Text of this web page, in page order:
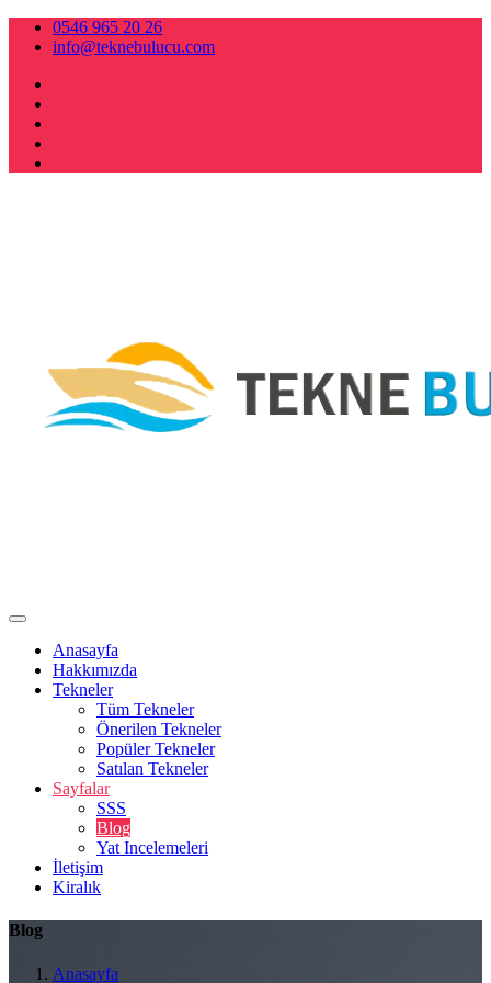
0546 965 20 26
info@teknebulucu.com
Anasayfa
Hakkımızda
Tekneler
Tüm Tekneler
Önerilen Tekneler
Popüler Tekneler
Satılan Tekneler
Sayfalar
SSS
Blog
Yat Incelemeleri
İletişim
Kiralık
Blog
Anasayfa